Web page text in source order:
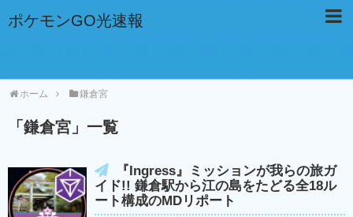
ポケモンGO光速報
ホーム 鎌倉宮
「 鎌倉宮 」 一覧
『Ingress』ミッションが我らの旅ガ
イド!! 鎌倉駅から江の島をたどる全18ル
ート構成のMDリポート